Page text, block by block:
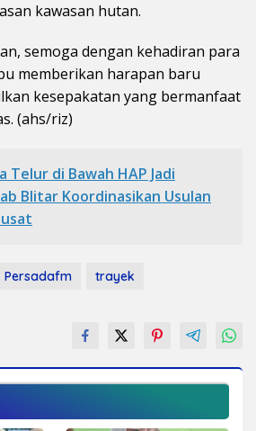
kawasan hutan.
semoga dengan kehadiran para
memberikan harapan baru
kesepakatan yang bermanfaat
(ahs/riz)
Telur di Bawah HAP Jadi
Blitar Koordinasikan Usulan
Persadafm trayek